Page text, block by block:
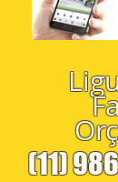
(11)